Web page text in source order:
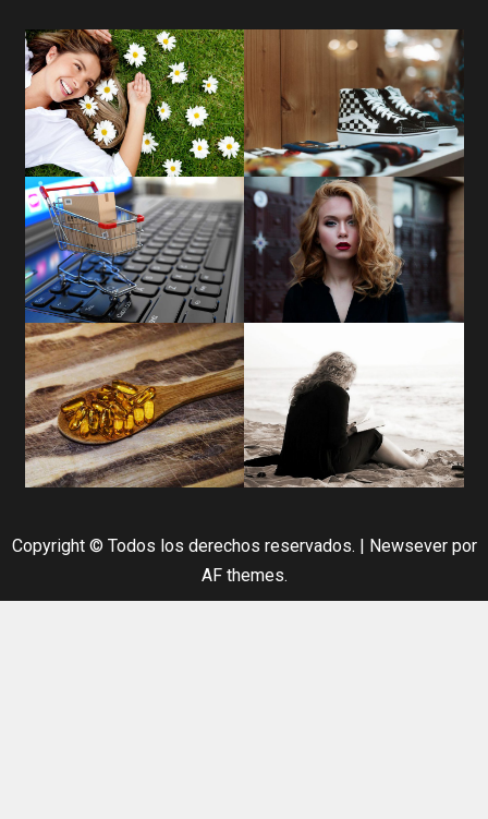
Copyright © Todos los derechos reservados. Newseverpor
AF themes.